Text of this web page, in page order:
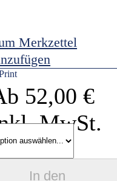
Merkzettel
52,00 €
MwSt.
In den